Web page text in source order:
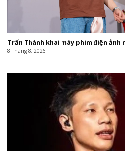
Trấn Thành khai máy phim điện ảnh
8 Tháng 8, 2026